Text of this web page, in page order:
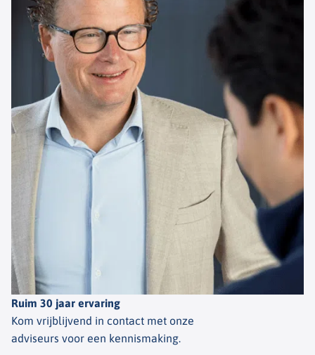
Ruim 30 jaar ervaring
Kom vrijblijvend in contact met onze
adviseurs voor een kennismaking.